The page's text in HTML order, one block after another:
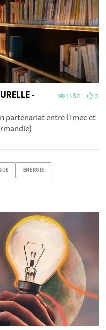
1182 0
-
partenariat entre l'Imec et
ENERGIE